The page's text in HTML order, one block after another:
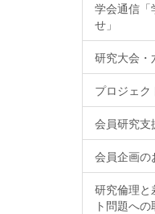
学会通信「
せ」
研究大会・
プロジェク
会員研究支
会員企画の
研究倫理と
ト問題へ